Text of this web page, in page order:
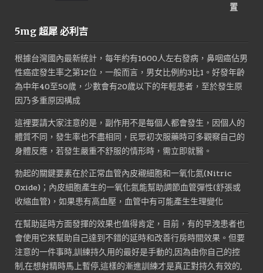
格：
5mg 超犀 必利吉
根據台灣國內最新統計，每年約有1600人左右發病，鼻咽癌佔男
性癌症發生率之第12位，一般而言，男女比例約3比1。好發年齡
為中年40至50歲，少數會有20歲以下的年輕患者，至於發生原
因乃多重原因構成
這裡要請大家注意的是，副作用不是每個人都會發生，因個人的
體質不同，發生率也不盡相同，民眾初次服藥時可多觀察自己的
身體反應，若發生嚴重不舒服的情形時，需立即就醫。
勃起的關鍵要素在於正常血管內皮襯細胞和一氧化氮(Nitric
Oxide)；內皮細胞產生的一氧化氮能幫助調節血管彈性(舒張或
收縮血管)，如果患有高血壓，血管中有可能產生生理變化
在幫助延時方面發揮的效果也值得肯定，目前，有的早洩患者也
會使用它來幫助自己達到不錯的延時和改善行房時間效果。但要
注意的一件事時,訓練持久用的最好是手動的,因為由你自己的控
制,在想射精時馬上暫停,這樣的漸進訓練才是真正對持久有效的,